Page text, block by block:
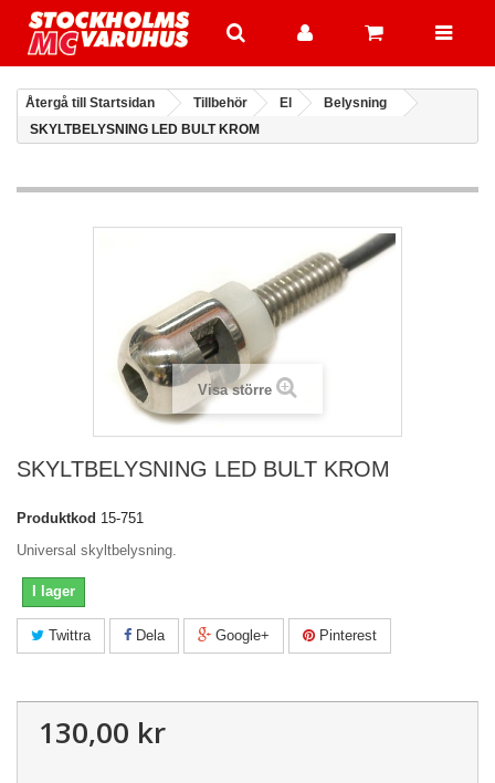
Återgå till Startsidan Tillbehör El
Belysning
SKYLTBELYSNING LED BULT KROM
Visa större
SKYLTBELYSNING LED BULT KROM
Produktkod 15-751
Universal skyltbelysning.
I lager
Twittra Dela Google+ Pinterest
130,00 kr